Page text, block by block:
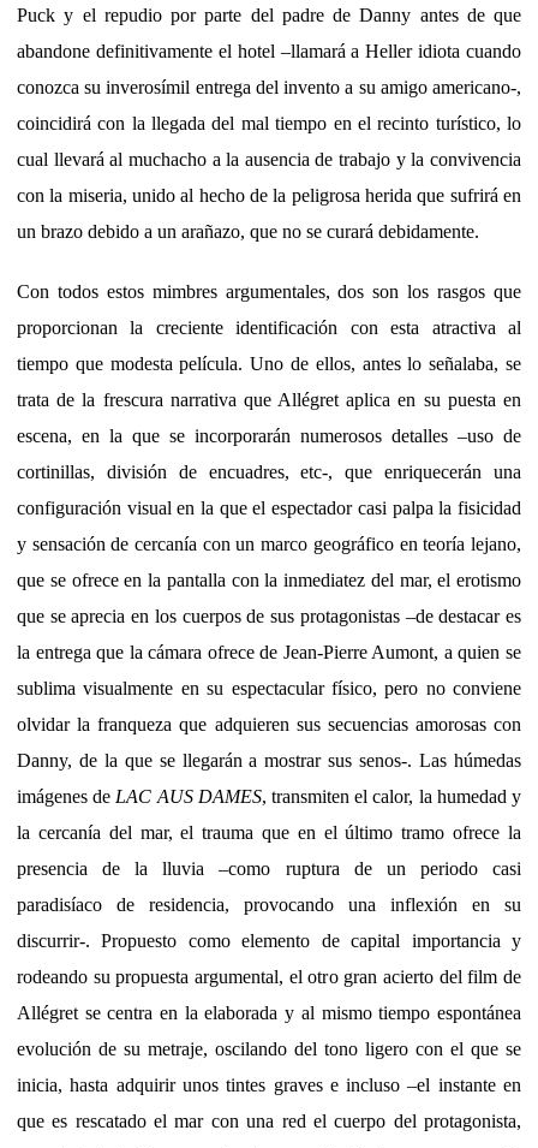
Puck y el repudio por parte del padre de Danny antes de que
abandone definitivamente el hotel –llamará a Heller idiota cuando
conozca su inverosímil entrega del invento a su amigo americano-,
coincidirá con la llegada del mal tiempo en el recinto turístico, lo
cual llevará al muchacho a la ausencia de trabajo y la convivencia
con la miseria, unido al hecho de la peligrosa herida que sufrirá en
un brazo debido a un arañazo, que no se curará debidamente.
Con todos estos mimbres argumentales, dos son los rasgos que
proporcionan la creciente identificación con esta atractiva al
tiempo que modesta película. Uno de ellos, antes lo señalaba, se
trata de la frescura narrativa que Allégret aplica en su puesta en
escena, en la que se incorporarán numerosos detalles –uso de
cortinillas, división de encuadres, etc-, que enriquecerán una
configuración visual en la que el espectador casi palpa la fisicidad
y sensación de cercanía con un marco geográfico en teoría lejano,
que se ofrece en la pantalla con la inmediatez del mar, el erotismo
que se aprecia en los cuerpos de sus protagonistas –de destacar es
la entrega que la cámara ofrece de Jean-Pierre Aumont, a quien se
sublima visualmente en su espectacular físico, pero no conviene
olvidar la franqueza que adquieren sus secuencias amorosas con
Danny, de la que se llegarán a mostrar sus senos-. Las húmedas
imágenes de LAC AUS DAMES, transmiten el calor, la humedad y
la cercanía del mar, el trauma que en el último tramo ofrece la
presencia de la lluvia –como ruptura de un periodo casi
paradisíaco de residencia, provocando una inflexión en su
discurrir-. Propuesto como elemento de capital importancia y
rodeando su propuesta argumental, el otro gran acierto del film de
Allégret se centra en la elaborada y al mismo tiempo espontánea
evolución de su metraje, oscilando del tono ligero con el que se
inicia, hasta adquirir unos tintes graves e incluso –el instante en
que es rescatado el mar con una red el cuerpo del protagonista,